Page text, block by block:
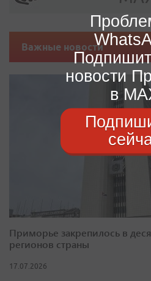
Важные новости
Приморье закрепилось в
регионов страны
17.07.2026
новости
в